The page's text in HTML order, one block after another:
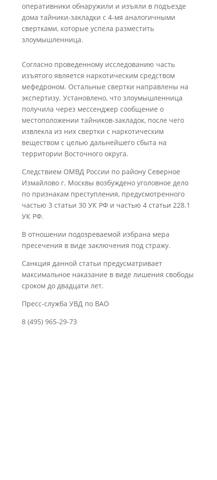
оперативники обнаружили и изъяли в подъезде
дома тайники-закладки с 4-мя аналогичными
свертками, которые успела разместить
злоумышленница.
Согласно проведенному исследованию часть
изъятого является наркотическим средством
мефедроном. Остальные свертки направлены на
экспертизу. Установлено, что злоумышленница
получила через мессенджер сообщение о
местоположении тайников-закладок, после чего
извлекла из них свертки с наркотическим
веществом с целью дальнейшего сбыта на
территории Восточного округа.
Следствием ОМВД России по району Северное
Измайлово г. Москвы возбуждено уголовное дело
по признакам преступления, предусмотренного
частью 3 статьи 30 УК РФ и частью 4 статьи 228.1
УК РФ.
В отношении подозреваемой избрана мера
пресечения в виде заключения под стражу.
Санкция данной статьи предусматривает
максимальное наказание в виде лишения свободы
сроком до двадцати лет.
Пресс-служба УВД по ВАО
8 (495) 965-29-73